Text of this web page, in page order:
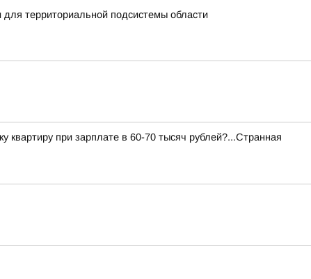
территориальной подсистемы области
квартиру при зарплате в 60-70 тысяч рублей?...Странная